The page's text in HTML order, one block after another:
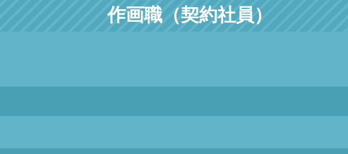
作画職（契約社員）